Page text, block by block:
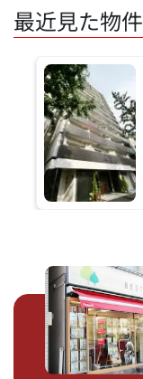
最近見た物件